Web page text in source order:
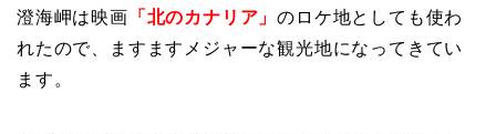
澄海岬は映画 「北のカナリア」のロケ地としても使わ
れたので、ますますメジャーな観光地になってきてい
ます。